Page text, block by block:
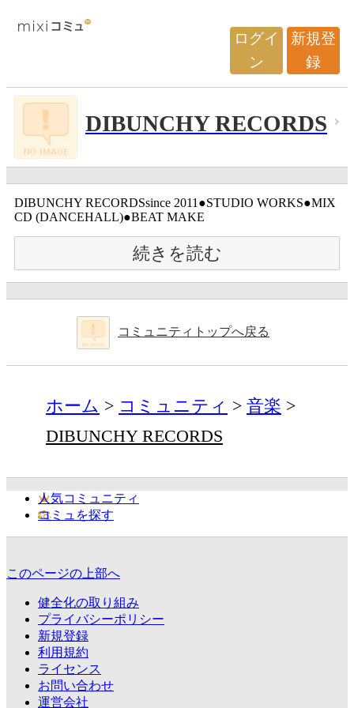
ログイ
ン
新規登
録
DIBUNCHY RECORDS
DIBUNCHY RECORDSsince 2011●STUDIO WORKS●MIX
CD (DANCEHALL)●BEAT MAKE
続きを読む
コミュニティトップへ戻る
ホーム コミュニティ
音楽
DIBUNCHY RECORDS
人気コミュニティ
コミュを探す
このページの上部へ
健全化の取り組み
プライバシーポリシー
新規登録
利用規約
ライセンス
お問い合わせ
運営会社